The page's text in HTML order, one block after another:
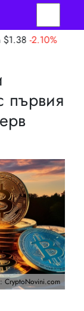
първия
CryptoNovini.com